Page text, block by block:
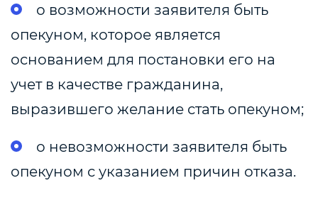
о возможности заявителя быть
опекуном, которое является
основанием для постановки его на
учет в качестве гражданина,
выразившего желание стать опекуном;
о невозможности заявителя быть
опекуном с указанием причин отказа.